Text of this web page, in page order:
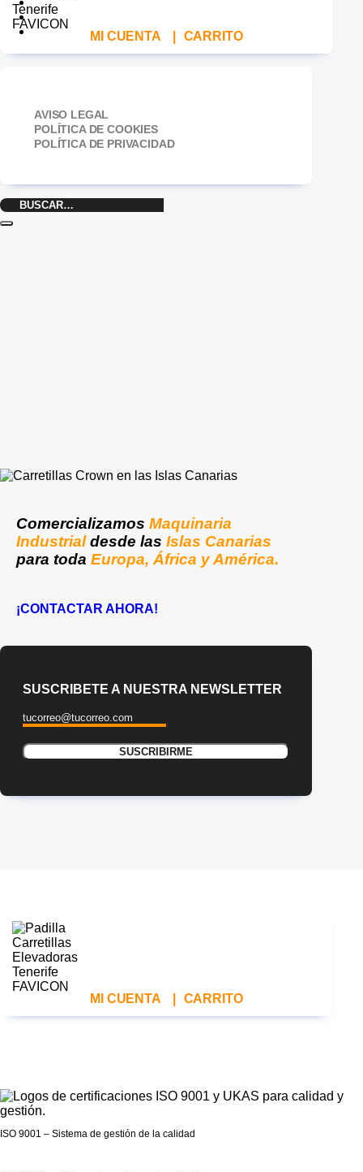
MI CUENTA CARRITO
AVISO LEGAL
POLÍTICA DE COOKIES
POLÍTICA DE PRIVACIDAD
Buscar
por:
Comercializamos Maquinaria
Industrialdesde las Islas Canarias
para toda Europa, África y América.
¡CONTACTAR AHORA!
SUSCRIBETE A NUESTRA NEWSLETTER
MI CUENTA CARRITO
ISO 9001 – Sistema de gestión de la calidad